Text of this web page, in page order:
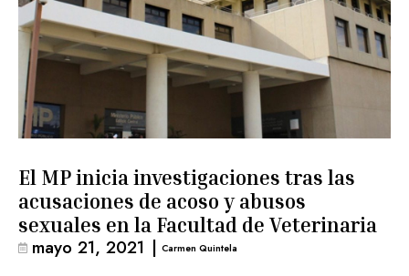
El MP inicia investigaciones tras las
acusaciones de acoso y abusos
sexuales en la Facultad de Veterinaria
mayo 21, 2021 | Carmen Quintela